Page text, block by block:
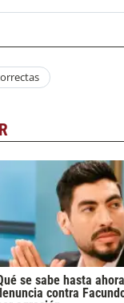
se sabe hasta
contra